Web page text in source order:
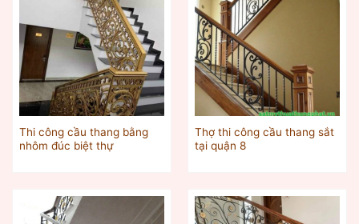
Thi công cầu thang bằng
nhôm đúc biệt thự
Thợ thi công cầu thang sắt
tại quận 8